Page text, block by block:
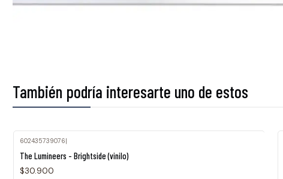
También podría interesarte uno de estos
602435739076|
The Lumineers - Brightside (vinilo)
$30.900